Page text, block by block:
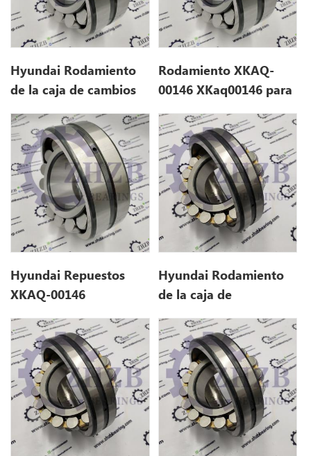
Hyundai Rodamiento
de la caja de cambios
XKaq00146 para
R430LC-9
Rodamiento XKAQ-
00146 XKaq00146 para
Hyundai Repuestos
XKAQ-00146
R430LC-9
Hyundai Rodamiento
de la caja de
XKAQ-00647
XKaq00647 para
R450LC-7